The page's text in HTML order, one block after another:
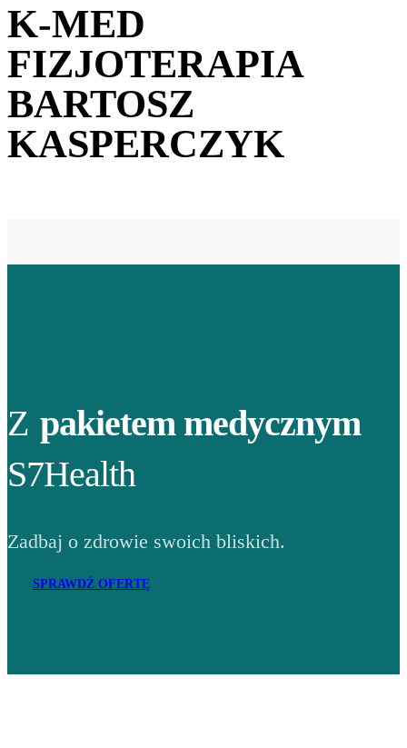
K-MED
FIZJOTERAPIA
BARTOSZ
KASPERCZYK
Z pakietem medycznym
S7Health
Zadbaj o zdrowie swoich bliskich.
SPRAWDŹ OFERTĘ